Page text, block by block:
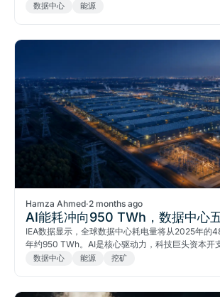
数据中心 能源
Hamza Ahmed·2 months ago
AI能耗冲向950 TWh，数据中心
IEA数据显示，全球数据中心耗电量将从2025年的
年约950 TWh。AI是核心驱动力，科技巨头资本开
数据中心 能源 挖矿